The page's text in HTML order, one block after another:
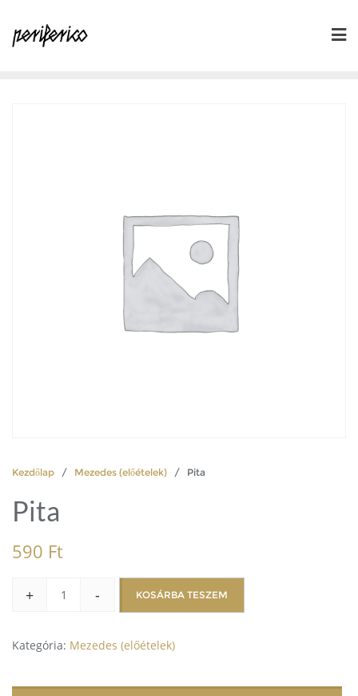
Kezdőlap / Mezedes (előételek) / Pita
Pita
590 Ft
+ - KOSÁRBA TESZEM
Kategória: Mezedes (előételek)